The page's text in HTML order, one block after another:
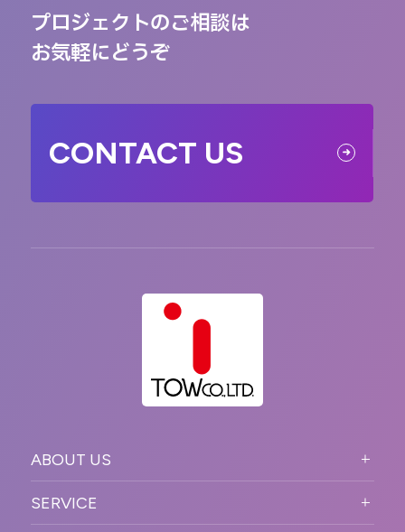
プロジェクトのご相談は
お気軽にどうぞ
CONTACT US
ABOUT US
PURPOSE
SERVICE